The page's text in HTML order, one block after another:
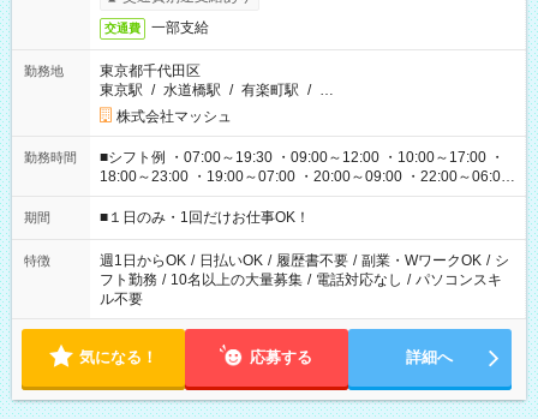
交通費 一部支給
勤務地
東京都千代田区
東京駅 / 水道橋駅 / 有楽町駅 / …
株式会社マッシュ
勤務時間
■シフト例 ・07:00～19:30 ・09:00～12:00 ・10:00～17:00 ・
18:00～23:00 ・19:00～07:00 ・20:00～09:00 ・22:00～06:00
etc ★最短で3時間で5,120円のお仕事から 15時間で2万円近く稼
げるお仕事も！ ご希望のお時間に合わせてご紹介！ ※シフトは
ください！
期間 ■１日のみ・1回だけお仕事OK！
特徴 週1日からOK / 日払いOK / 履歴書不要 / 副業・WワークOK / シ
フト勤務 / 10名以上の大量募集 / 電話対応なし / パソコンスキ
ル不要
気になる！ 応募する 詳細へ